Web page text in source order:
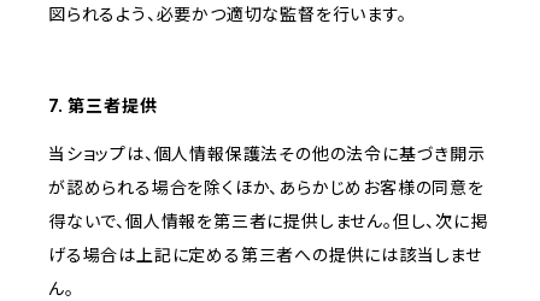
図られるよう、必要かつ適切な監督を行います。
7. 第三者提供
当ショップは、個人情報保護法その他の法令に基づき開示
が認められる場合を除くほか、あらかじめお客様の同意を
得ないで、個人情報を第三者に提供しません。但し、次に掲
げる場合は上記に定める第三者への提供には該当しませ
ん。